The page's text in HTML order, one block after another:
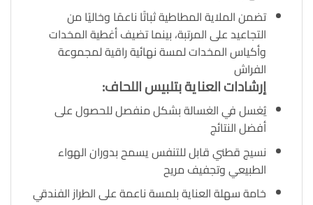
تضمن الملاية المطاطية ثباتًا ناعمًا وخاليًا من
التجاعيد على المرتبة، بينما تضيف أغطية المخدات
وأكياس المخدات لمسة نهائية راقية لمجموعة
الفراش
إرشادات العناية بتلبيس اللحاف:
يُغسل في الغسالة بشكل منفصل للحصول على
أفضل النتائج
نسيج قطني قابل للتنفس يسمح بدوران الهواء
الطبيعي وتجفيف مريح
خامة سهلة العناية بلمسة ناعمة على الطراز الفندقي